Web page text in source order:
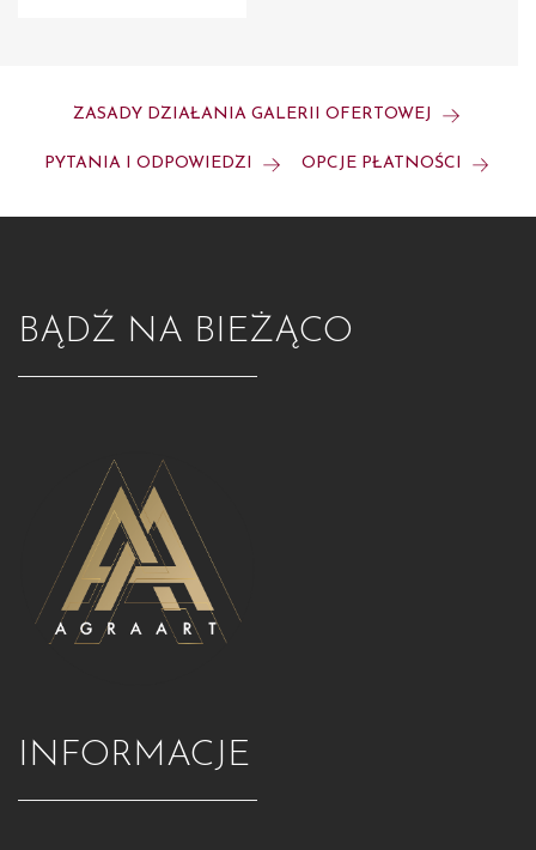
ZASADY DZIAŁANIA GALERII OFERTOWEJ
PYTANIA I ODPOWIEDZI OPCJE PŁATNOŚCI
BĄDŹ NA BIEŻĄCO
INFORMACJE